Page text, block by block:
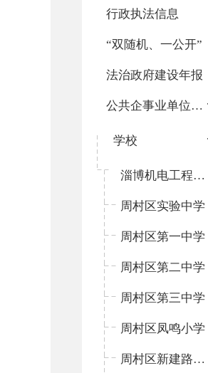
行政执法信息
“双随机、一公开”
法治政府建设年报
公共企事业单位信息公开
学校
淄博机电工程学校
周村区实验中学
周村区第一中学
周村区第二中学
周村区第三中学
周村区凤鸣小学
周村区新建路小学